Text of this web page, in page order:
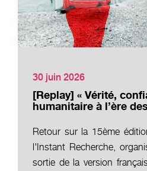
30 juin 2026
[Replay] « Vérité,
humanitaire à l’ère
Retour sur la 15ème
l'Instant Recherche,
sortie de la version